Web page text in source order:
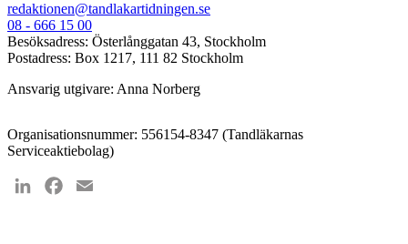
redaktionen@tandlakartidningen.se
08 - 666 15 00
Besöksadress: Österlånggatan 43, Stockholm
Postadress: Box 1217, 111 82 Stockholm
Ansvarig utgivare: Anna Norberg
Organisationsnummer: 556154-8347 (Tandläkarnas
Serviceaktiebolag)
LinkedInFacebook